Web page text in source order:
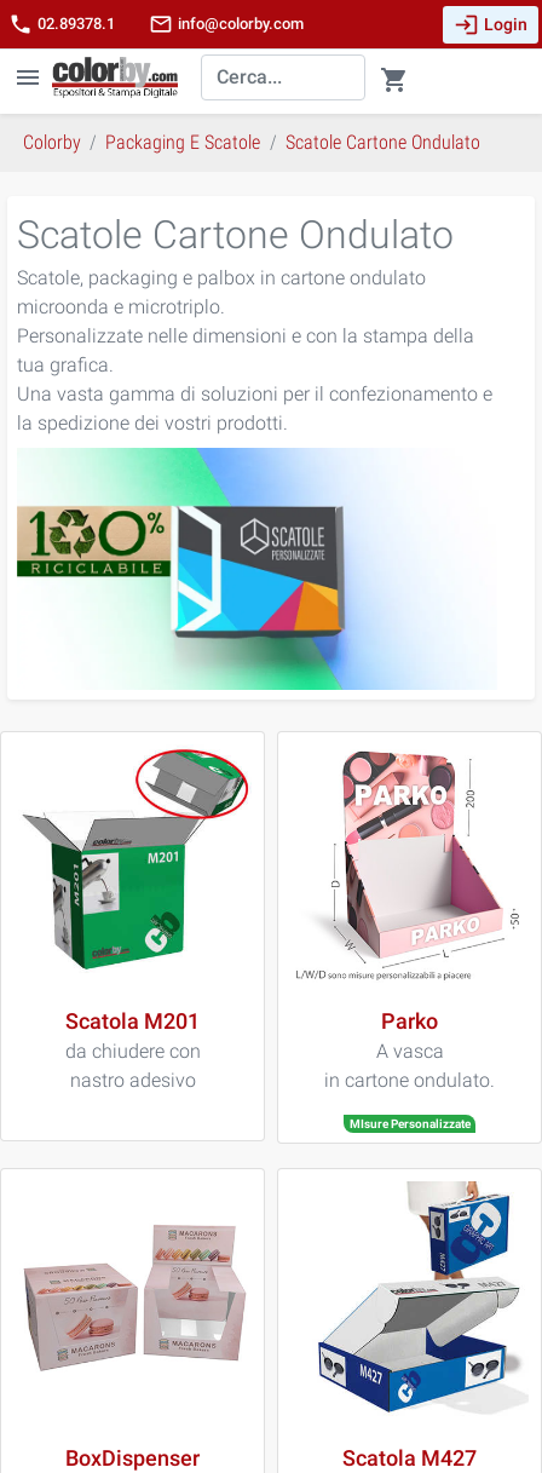
phone 02.89378.1 mail_outline info@colorby.com login Login
menu shopping_cart
Colorby Packaging E Scatole Scatole Cartone Ondulato
Scatole Cartone Ondulato
Scatole, packaging e palbox in cartone ondulato
microonda e microtriplo.
Personalizzate nelle dimensioni e con la stampa della
tua grafica.
Una vasta gamma di soluzioni per il confezionamento e
la spedizione dei vostri prodotti.
Scatola M201
da chiudere con
nastro adesivo
Parko
A vasca
in cartone ondulato.
MIsure Personalizzate
BoxDispenser Scatola M427